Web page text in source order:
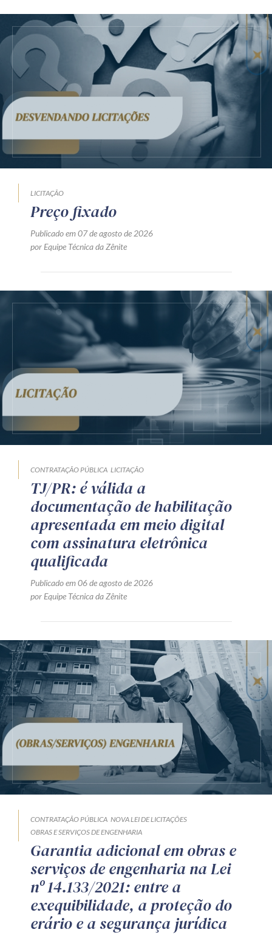
LICITAÇÃO
Preço fixado
Publicado em 07 de agosto de 2026
por Equipe Técnica da Zênite
CONTRATAÇÃO PÚBLICA LICITAÇÃO
TJ/PR: é válida a
documentação de habilitação
apresentada em meio digital
com assinatura eletrônica
qualificada
Publicado em 06 de agosto de 2026
por Equipe Técnica da Zênite
CONTRATAÇÃO PÚBLICA NOVA LEI DE LICITAÇÕES
OBRAS E SERVIÇOS DE ENGENHARIA
Garantia adicional em obras e
serviços de engenharia na Lei
nº 14.133/2021: entre a
exequibilidade, a proteção do
erário e a segurança jurídica